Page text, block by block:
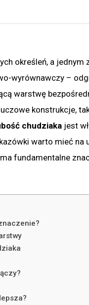
określeń, a jednym
wyrównawczy –
warstwę
konstrukcje,
chudziaka jest
warto mieć na
ma fundamentalne